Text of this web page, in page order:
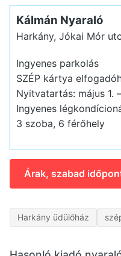
Kálmán Nyaraló
Harkány, Jókai Mór
Ingyenes parkolás
SZÉP kártya
Nyitvatartás: május 1.
Ingyenes
3 szoba, 6 férőhely
Árak, szabad
Harkány üdülőház